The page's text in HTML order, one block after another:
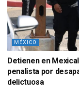
MÉXICO
Detienen en
penalista por
delictuosa